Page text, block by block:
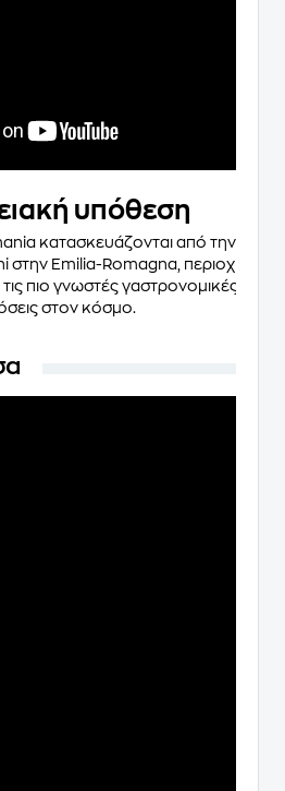
υπόθεση
κατασκευάζονται από την
στην Emilia-Romagna, περιοχή
πιο γνωστές γαστρονομικές
στον κόσμο.